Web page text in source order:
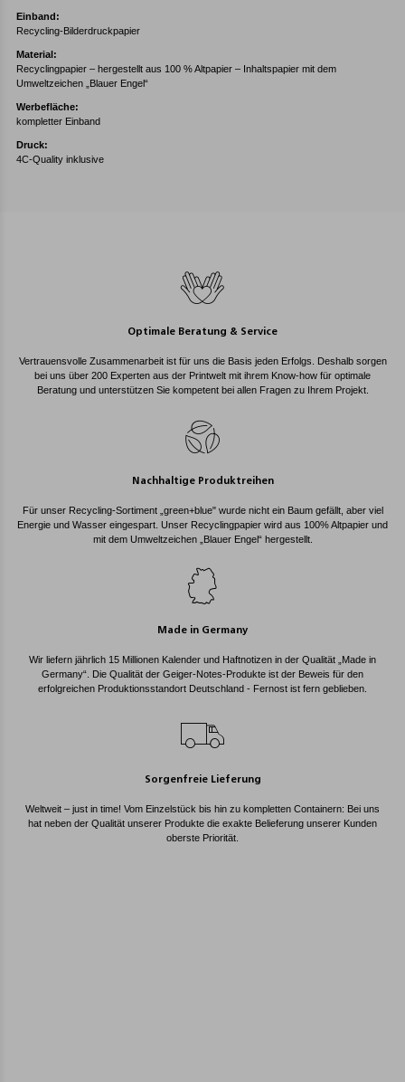
Einband:
Recycling-Bilderdruckpapier
Material:
Recyclingpapier – hergestellt aus 100 % Altpapier – Inhaltspapier mit dem
Umweltzeichen „Blauer Engel“
Werbefläche:
kompletter Einband
Druck:
4C-Quality inklusive
Optimale Beratung & Service
Vertrauensvolle Zusammenarbeit ist für uns die Basis jeden Erfolgs. Deshalb sorgen
bei uns über 200 Experten aus der Printwelt mit ihrem Know-how für optimale
Beratung und unterstützen Sie kompetent bei allen Fragen zu Ihrem Projekt.
Nachhaltige Produktreihen
Für unser Recycling-Sortiment „green+blue" wurde nicht ein Baum gefällt, aber viel
Energie und Wasser eingespart. Unser Recyclingpapier wird aus 100% Altpapier und
mit dem Umweltzeichen „Blauer Engel“ hergestellt.
Made in Germany
Wir liefern jährlich 15 Millionen Kalender und Haftnotizen in der Qualität „Made in
Germany“. Die Qualität der Geiger-Notes-Produkte ist der Beweis für den
erfolgreichen Produktionsstandort Deutschland - Fernost ist fern geblieben.
Sorgenfreie Lieferung
Weltweit – just in time! Vom Einzelstück bis hin zu kompletten Containern: Bei uns
hat neben der Qualität unserer Produkte die exakte Belieferung unserer Kunden
oberste Priorität.